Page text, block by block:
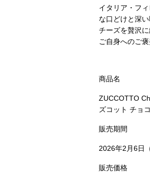
イタリア・フ
な口どけと深
チーズを贅沢
ご自身へのご
商品名
ZUCCOTTO
ズコット チョ
販売期間
2026年2月6日
販売価格